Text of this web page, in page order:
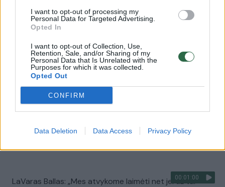
I want to opt-out of processing my
Personal Data for Targeted Advertising.
Opted In
I want to opt-out of Collection, Use,
Retention, Sale, and/or Sharing of my
Personal Data that Is Unrelated with the
Purposes for which it was collected.
Opted Out
CONFIRM
Data Deletion Data Access Privacy Policy
įvaizdžiui?
Laidos
00:00:55
LaMelo Ballas gali apsivilkti Kauno „Žalgirio“ aprangą
„Aiškinomės gestais“
00:01:00
LaVaras Ballas: „Mes atvykome laimėti net jei už tai